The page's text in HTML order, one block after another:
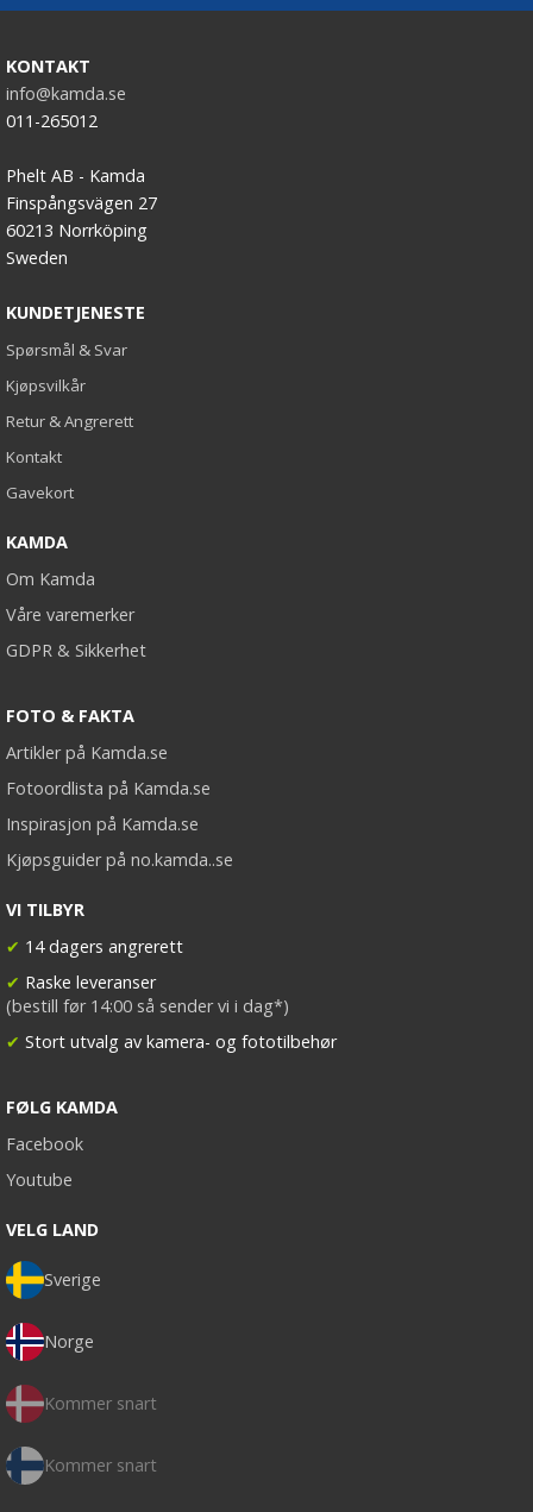
KONTAKT
info@kamda.se
011-265012
Phelt AB - Kamda
Finspångsvägen 27
60213 Norrköping
Sweden
KUNDETJENESTE
Spørsmål & Svar
Kjøpsvilkår
Retur & Angrerett
Kontakt
Gavekort
KAMDA
Om Kamda
Våre varemerker
GDPR & Sikkerhet
FOTO & FAKTA
Artikler på Kamda.se
Fotoordlista på Kamda.se
Inspirasjon på Kamda.se
Kjøpsguider på no.kamda..se
VI TILBYR
✔ 14 dagers angrerett
✔ Raske leveranser
(bestill før 14:00 så sender vi i dag*)
✔ Stort utvalg av kamera- og fototilbehør
FØLG KAMDA
Facebook
Youtube
VELG LAND
Sverige
Norge
Kommer snart
Kommer snart